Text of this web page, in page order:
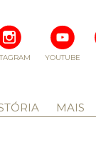
YOUTUBE
MAIS